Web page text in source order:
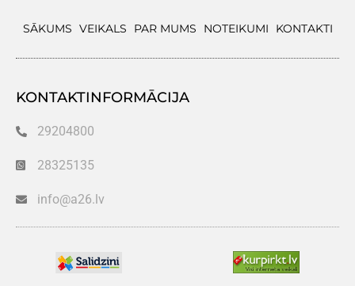
SĀKUMS VEIKALS PAR MUMS NOTEIKUMI KONTAKTI
KONTAKTINFORMĀCIJA
29204800
28325135
info@a26.lv